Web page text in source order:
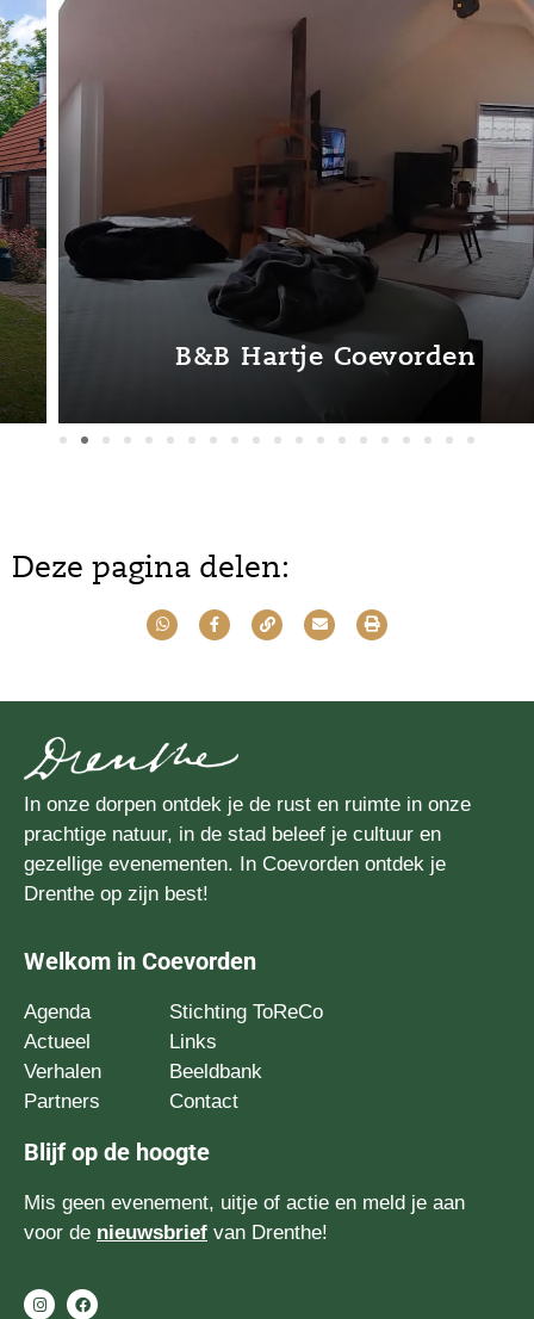
B&B Hartje Coevorden
Deze pagina delen:
In onze dorpen ontdek je de rust en ruimte in onze
prachtige natuur, in de stad beleef je cultuur en
gezellige evenementen. In Coevorden ontdek je
Drenthe op zijn best!
Welkom in Coevorden
Agenda
Actueel
Verhalen
Partners
Stichting ToReCo
Links
Beeldbank
Contact
Blijf op de hoogte
Mis geen evenement, uitje of actie en meld je aan
voor de nieuwsbrief van Drenthe!